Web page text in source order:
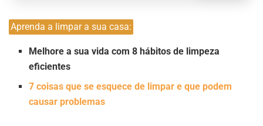
Aprenda a limpar a sua casa:
Melhore a sua vida com 8 hábitos de limpeza
eficientes
7 coisas que se esquece de limpar e que podem
causar problemas